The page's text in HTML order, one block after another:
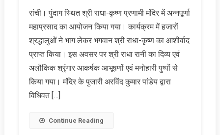
रांची। पुंदाग स्थित श्री राधा-कृष्ण प्रणामी मंदिर में अन्नपूर्णा
महाप्रसाद का आयोजन किया गया। कार्यक्रम में हजारों
श्रद्धालुओं ने भाग लेकर भगवान श्री राधा-कृष्ण का आशीर्वाद
प्राप्त किया। इस अवसर पर श्री राधा रानी का दिव्य एवं
अलौकिक श्रृंगार आकर्षक आभूषणों एवं मनोहारी पुष्पों से
किया गया। मंदिर के पुजारी अरविंद कुमार पांडेय द्वारा
विधिवत […]
Continue Reading